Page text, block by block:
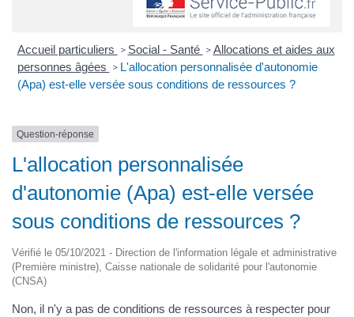
Accueil particuliers > Social - Santé > Allocations et aides aux
personnes âgées > L'allocation personnalisée d'autonomie
(Apa) est-elle versée sous conditions de ressources ?
Question-réponse
L'allocation personnalisée
d'autonomie (Apa) est-elle versée
sous conditions de ressources ?
Vérifié le 05/10/2021 - Direction de l'information légale et administrative
(Première ministre), Caisse nationale de solidarité pour l'autonomie
(CNSA)
Non, il n'y a pas de conditions de ressources à respecter pour